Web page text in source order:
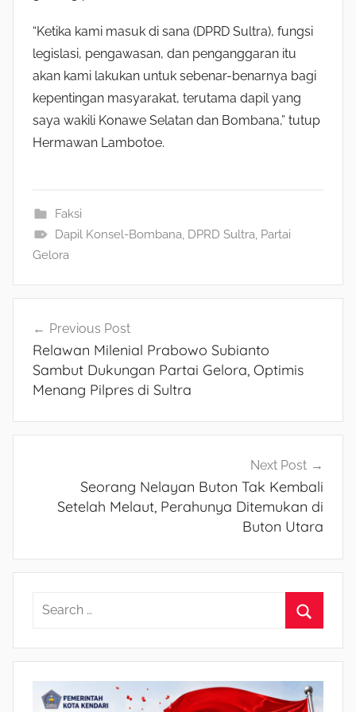
“Ketika kami masuk di sana (DPRD Sultra), fungsi
legislasi, pengawasan, dan penganggaran itu
akan kami lakukan untuk sebenar-benarnya bagi
kepentingan masyarakat, terutama dapil yang
saya wakili Konawe Selatan dan Bombana,” tutup
Hermawan Lambotoe.
Faksi
Dapil Konsel-Bombana, DPRD Sultra, Partai
Gelora
Navigasi
pos
Previous Post
Relawan Milenial Prabowo Subianto
Sambut Dukungan Partai Gelora, Optimis
Menang Pilpres di Sultra
Next Post
Seorang Nelayan Buton Tak Kembali
Setelah Melaut, Perahunya Ditemukan di
Buton Utara
a
e
a
r